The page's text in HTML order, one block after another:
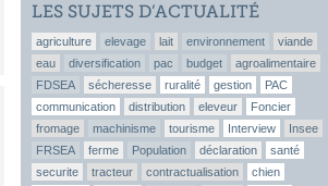
LES SUJETS D’ACTUALITÉ
agriculture elevage lait environnement
viande
eau
diversification pac budget
agroalimentaire
FDSEA
sécheresse ruralité gestion
PAC
communication
distribution eleveur
Foncier
fromage
machinisme tourisme Interview
Insee
FRSEA
ferme Population déclaration
santé
securite
tracteur contractualisation
chien